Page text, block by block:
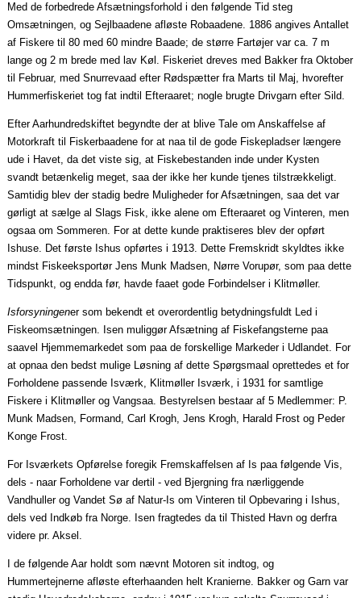
Med de forbedrede Afsætningsforhold i den følgende Tid steg
Omsætningen, ogSejlbaadene afløste Robaadene . 1886 angives Antallet
af Fiskere til 80 med 60 mindre Baade; de større Fartøjer var ca. 7 m
lange og 2 m brede med lav Køl. Fiskeriet dreves med Bakker fraOktober
til Februar, medSnurrevaad efter Rødspætter fra Marts til Maj, hvorefter
Hummerfiskeriet tog fat indtil Efteraaret; nogle brugte Drivgarn efter Sild.
EfterAarhundredskiftet begyndte der at blive Tale om Anskaffelse af
Motorkraft til Fiskerbaadene for atnaa til de gode Fiskepladser længere
ude i Havet, da det viste sig, at Fiskebestanden inde under Kysten
svandt betænkelig meget,saa der ikke her kunde tjenes tilstrækkeligt.
Samtidig blev der stadig bedre Muligheder for Afsætningen,saa det var
gørligt at sælge al Slags Fisk, ikke alene om Efteraaret og Vinteren, men
ogsaa om Sommeren. For atdette kunde praktiseres blev der opført
Ishuse. Det første Ishus opførtes i 1913. Dette Fremskridt skyldtes ikke
mindst Fiskeeksportør Jens Munk Madsen, Nørre Vorupør, sompaa dette
Tidspunkt, og endda før, havdefaaet gode Forbindelser i Klitmøller.
Isforsyningener som bekendt et overordentlig betydningsfuldt Led i
Fiskeomsætningen. Isen muliggør Afsætning af Fiskefangsternepaa
saavel Hjemmemarkedet sompaa de forskellige Markeder i Udlandet. For
atopnaa den bedst mulige Løsning af detteSpørgsmaal oprettedes et for
Forholdene passende Isværk, Klitmøller Isværk, i 1931 for samtlige
Fiskere i Klitmøller ogVangsaa . Bestyrelsenbestaaraf 5 Medlemmer: P.
Munk Madsen, Formand, Carl Krogh, Jens Krogh, Harald Frost og Peder
Konge Frost.
For Isværkets Opførelse foregik Fremskaffelsen af Ispaa følgende Vis,
dels -naarForholdene var dertil - ved Bjergning fra nærliggende
Vandhuller og Vandet Sø af Natur-Is om Vinteren til Opbevaring i Ishus,
dels ved Indkøb fra Norge. Isen fragtedes da til Thisted Havn og derfra
videre pr. Aksel.
I de følgendeAarholdt som nævnt Motoren sit indtog, og
Hummertejnerne afløsteefterhaanden helt Kranierne. Bakker og Garn var